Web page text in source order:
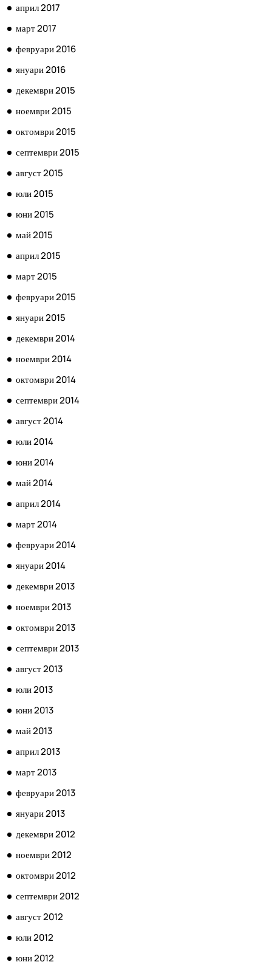
април 2017
март 2017
февруари 2016
януари 2016
декември 2015
ноември 2015
октомври 2015
септември 2015
август 2015
юли 2015
юни 2015
май 2015
април 2015
март 2015
февруари 2015
януари 2015
декември 2014
ноември 2014
октомври 2014
септември 2014
август 2014
юли 2014
юни 2014
май 2014
април 2014
март 2014
февруари 2014
януари 2014
декември 2013
ноември 2013
октомври 2013
септември 2013
август 2013
юли 2013
юни 2013
май 2013
април 2013
март 2013
февруари 2013
януари 2013
декември 2012
ноември 2012
октомври 2012
септември 2012
август 2012
юли 2012
юни 2012